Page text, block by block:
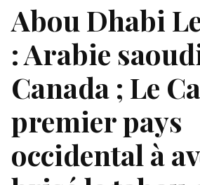
Abou Dhabi
: Arabie
Canada ; Le
premier pays
occidental à